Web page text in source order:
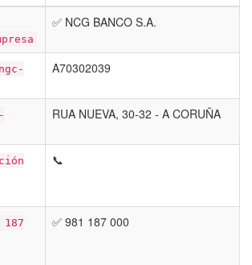
✅ NCG BANCO S.A.
A70302039
RUA NUEVA, 30-32 - A CORUÑA
📞
✅ 981 187 000